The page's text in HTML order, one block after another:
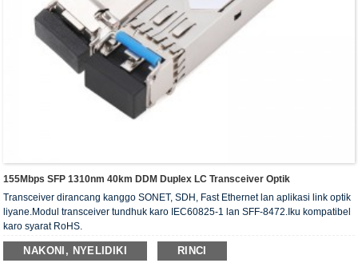
155Mbps SFP 1310nm 40km DDM Duplex LC Transceiver Optik
Transceiver dirancang kanggo SONET, SDH, Fast Ethernet lan aplikasi link optik
liyane.Modul transceiver tundhuk karo IEC60825-1 lan SFF-8472.Iku kompatibel
karo syarat RoHS.
NAKONI, NYELIDIKI RINCI